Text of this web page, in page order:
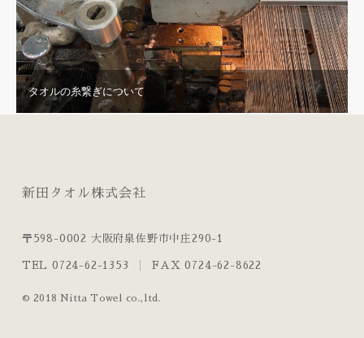
タオルの糸繋ぎについて
新田タオル株式会社
〒598-0002 大阪府泉佐野市中庄290-1
TEL 0724-62-1353 FAX 0724-62-8622
© 2018 Nitta Towel co.,ltd.